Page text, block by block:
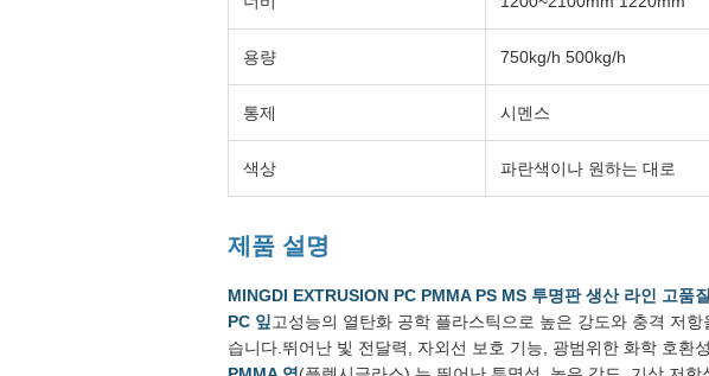
용량 750kg/h 500kg/h
통제 시멘스
색상 파란색이나 원하는 대로
제품 설명
MINGDI EXTRUSION PC PMMA PS MS 투명판 생산 라인 고품
PC 잎고성능의 열탄화 공학 플라스틱으로 높은 강도와 충격 저
습니다.뛰어난 빛 전달력, 자외선 보호 기능, 광범위한 화학 호환